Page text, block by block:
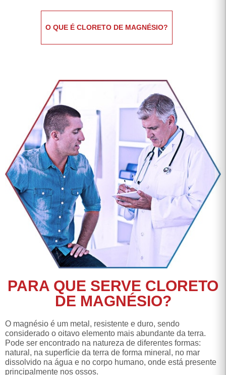
O QUE É CLORETO DE MAGNÉSIO?
PARA QUE SERVE CLORETO
DE MAGNÉSIO?
O magnésio é um metal, resistente e duro, sendo
considerado o oitavo elemento mais abundante da terra.
Pode ser encontrado na natureza de diferentes formas:
natural, na superfície da terra de forma mineral, no mar
dissolvido na água e no corpo humano, onde está presente
principalmente nos ossos.